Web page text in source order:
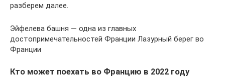
разберем далее.
Эйфелева башня — одна из главных
достопримечательностей Франции Лазурный берег во
Франции
Кто может поехать во Францию в 2022 году